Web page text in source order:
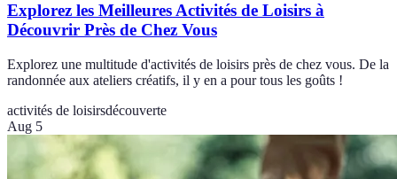
Explorez les Meilleures Activités de Loisirs à
Découvrir Près de Chez Vous
Explorez une multitude d'activités de loisirs près de chez vous. De la
randonnée aux ateliers créatifs, il y en a pour tous les goûts !
activités de loisirsdécouverte
Aug 5